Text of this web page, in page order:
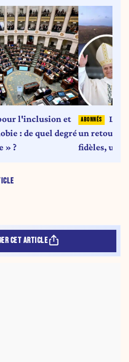
l'inclusion et
: de quel degré
» ?
un retour
fidèles, un
CET ARTICLE